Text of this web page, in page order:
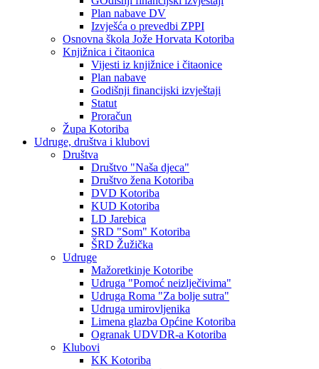
Plan nabave DV
Izvješća o prevedbi ZPPI
Osnovna škola Jože Horvata Kotoriba
Knjižnica i čitaonica
Vijesti iz knjižnice i čitaonice
Plan nabave
Godišnji financijski izvještaji
Statut
Proračun
Župa Kotoriba
Udruge, društva i klubovi
Društva
Društvo "Naša djeca"
Društvo žena Kotoriba
DVD Kotoriba
KUD Kotoriba
LD Jarebica
SRD "Som" Kotoriba
ŠRD Žužička
Udruge
Mažoretkinje Kotoribe
Udruga "Pomoć neizlječivima"
Udruga Roma "Za bolje sutra"
Udruga umirovljenika
Limena glazba Općine Kotoriba
Ogranak UDVDR-a Kotoriba
Klubovi
KK Kotoriba